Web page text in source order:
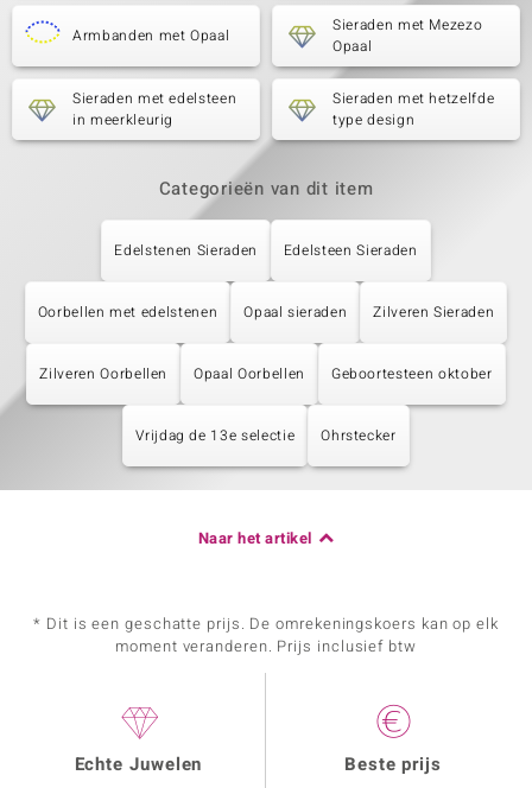
Armbanden met Opaal
Sieraden met Mezezo
Opaal
Sieraden met edelsteen
in meerkleurig
Sieraden met hetzelfde
type design
Categorieën van dit item
Edelstenen Sieraden Edelsteen Sieraden
Oorbellen met edelstenen Opaal sieraden Zilveren Sieraden
Zilveren Oorbellen Opaal Oorbellen Geboortesteen oktober
Vrijdag de 13e selectie Ohrstecker
Naar het artikel
* Dit is een geschatte prijs. De omrekeningskoers kan op elk
moment veranderen. Prijs inclusief btw
Echte Juwelen Beste prijs